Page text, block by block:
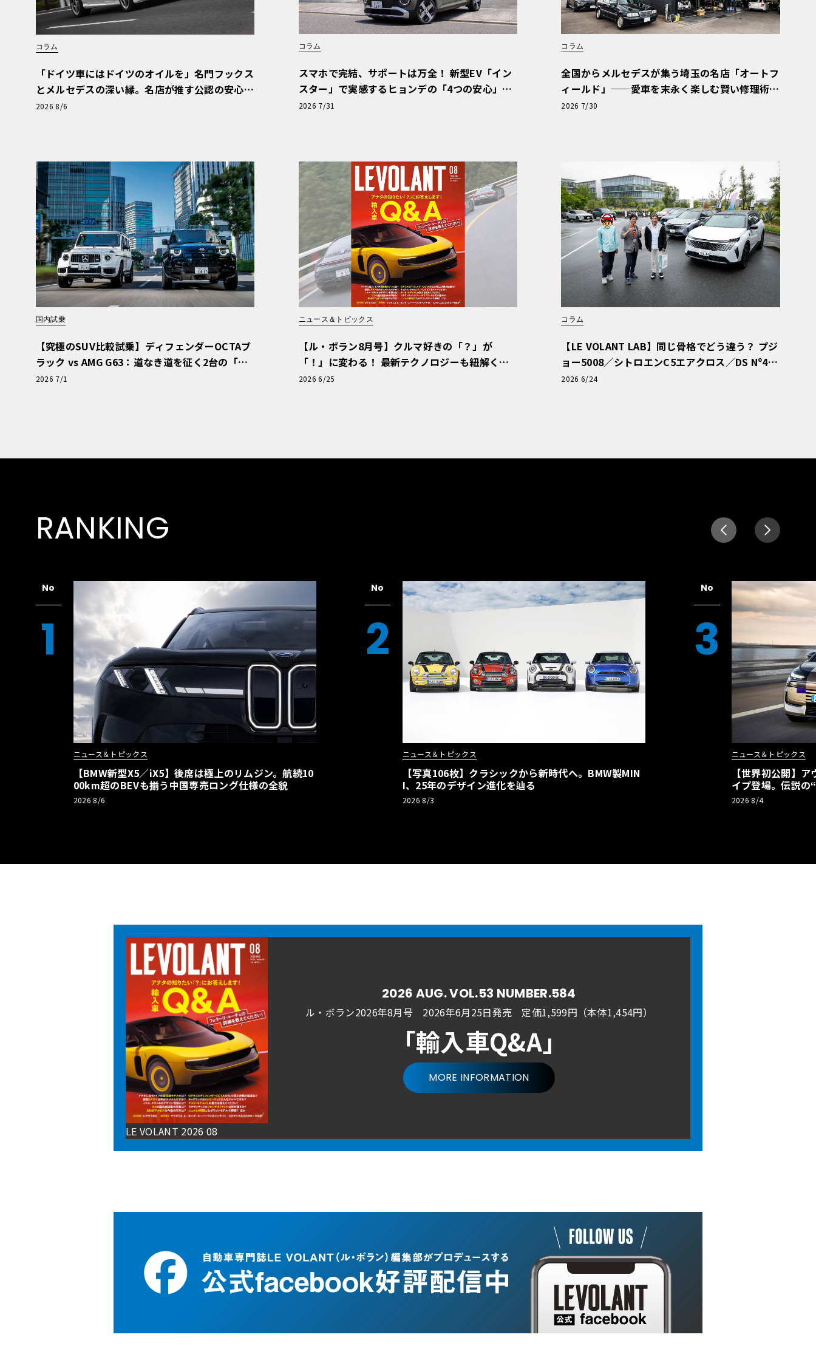
コラム
「ドイツ車にはドイツのオイルを」名門フックス
とメルセデスの深い縁。名店が推す公認の安心
と、Cクラスで味わうシルキーな走り〈PR〉
2026 8/6
コラム
スマホで完結、サポートは万全！ 新型EV「イン
スター」で実感するヒョンデの「4つの安心」
【第1回・ヒョンデ6つの疑問：Why? Hyunda
2026 7/31
コラム
全国からメルセデスが集う埼玉の名店「オートフ
ィールド」──愛車を末永く楽しむ賢い修理術
と、プロがフックス製オイルを選ぶ理由〈PR〉
2026 7/30
国内試乗
【究極のSUV比較試乗】ディフェンダーOCTAブ
ラック vs AMG G63：道なき道を征く2台の「対
極的アプローチ」
2026 7/1
ニュース＆トピックス
【ル・ボラン8月号】クルマ好きの「？」が
「！」に変わる！ 最新テクノロジーも紐解く
「輸入車Q&A」
2026 6/25
コラム
【LE VOLANT LAB】同じ骨格でどう違う？ プジ
ョー5008／シトロエンC5エアクロス／DS Nº4
読者一気乗りレポート
2026 6/24
RANKING
No
1
ニュース＆トピックス
【BMW新型X5／iX5】後席は極上のリムジン。航続10
00km超のBEVも揃う中国専売ロング仕様の全貌
2026 8/6
No
2
ニュース＆トピックス
【写真106枚】クラシックから新時代へ。BMW製MIN
I、25年のデザイン進化を辿る
2026 8/3
No
3
ニュース＆トピックス
【世界初公開】
イプ登場。伝説の
リーBEVとして復
2026 8/4
LE VOLANT 2026 08
2026 AUG. VOL.53 NUMBER.584
ル・ボラン2026年8月号 2026年6月25日発売 定価1,599円（本体1,454円）
「輸入車Q&A」
MORE INFORMATION